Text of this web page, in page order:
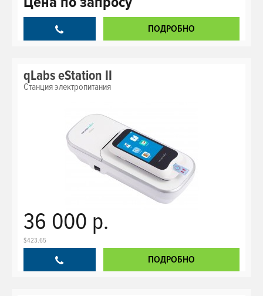
ПОДРОБНО
qLabs eStation II
Станция электропитания
36 000 р.
$423.65
ПОДРОБНО